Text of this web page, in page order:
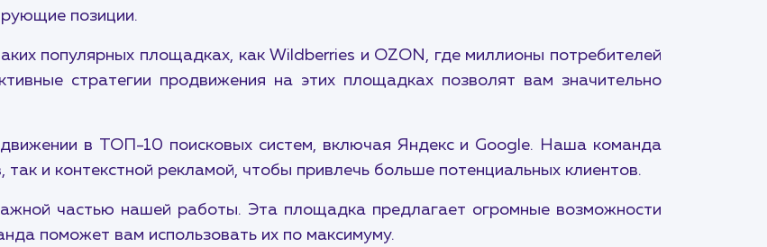
позиции.
популярных площадках, как Wildberries и OZON, где миллионы потребителей
стратегии продвижения на этих площадках позволят вам значительно
в ТОП-10 поисковых систем, включая Яндекс и Google. Наша команда
так и контекстной рекламой, чтобы привлечь больше потенциальных клиентов.
частью нашей работы. Эта площадка предлагает огромные возможности
поможет вам использовать их по максимуму.